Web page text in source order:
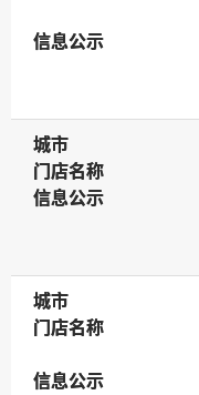
信息公示
信息公示
城市
城市
门店名称
门店名称
信息公示
信息公示
城市
城市
门店名称
门店名称
信息公示
信息公示